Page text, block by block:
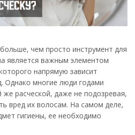
чем просто инструмент для
является важным элементом
напрямую зависит
Однако многие люди годами
расческой, даже не подозревая,
вред их волосам. На самом деле,
гигиены, ее необходимо